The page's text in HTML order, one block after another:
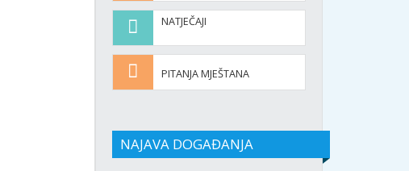
NATJEČAJI
PITANJA MJEŠTANA
NAJAVA DOGAĐANJA